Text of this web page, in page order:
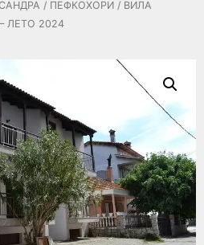
/ ПЕФКОХОРИ / ВИЛА
ЛЕТО 2024